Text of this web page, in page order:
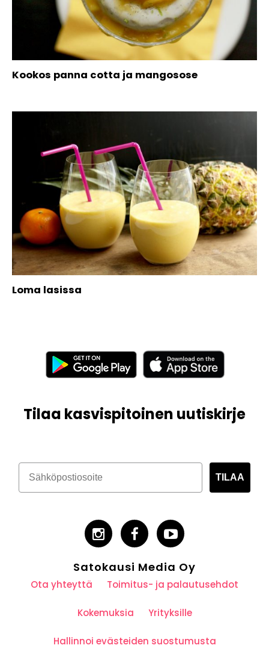
Kookos panna cotta ja mangosose
Loma lasissa
Tilaa kasvispitoinen uutiskirje
TILAA
Satokausi Media Oy
Ota yhteyttä Toimitus- ja palautusehdot
Kokemuksia Yrityksille
Hallinnoi evästeiden suostumusta